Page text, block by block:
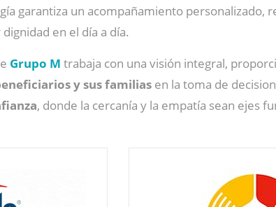
garantiza un acompañamiento personalizado,
en el día a día.
Grupo M trabaja con una visión integral,
y sus familias en la toma de
, donde la cercanía y la empatía sean ejes